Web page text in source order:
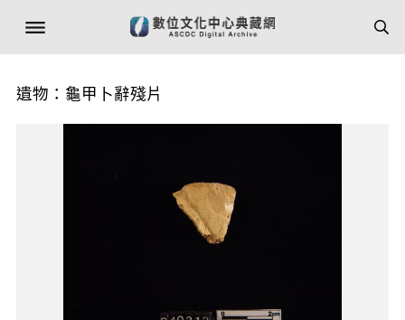
遺物：龜甲卜辭殘片